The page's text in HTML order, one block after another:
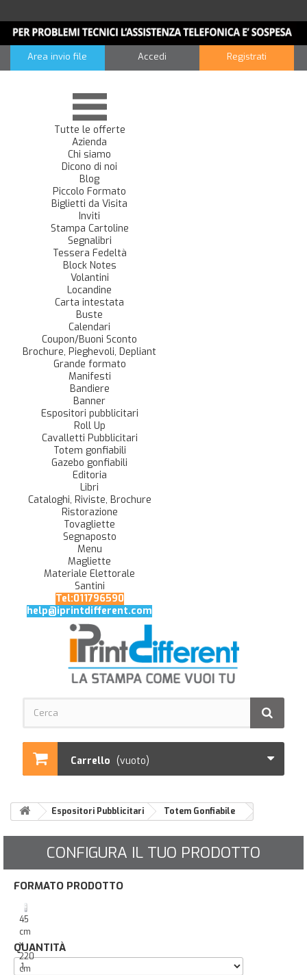
Area invio file Accedi Registrati
Tutte le offerte
Azienda
Chi siamo
Dicono di noi
Blog
Piccolo Formato
Biglietti da Visita
Inviti
Stampa Cartoline
Segnalibri
Tessera Fedeltà
Block Notes
Volantini
Locandine
Carta intestata
Buste
Calendari
Coupon/Buoni Sconto
Brochure, Pieghevoli, Depliant
Grande formato
Manifesti
Bandiere
Banner
Espositori pubblicitari
Roll Up
Cavalletti Pubblicitari
Totem gonfiabili
Gazebo gonfiabili
Editoria
Libri
Cataloghi, Riviste, Brochure
Ristorazione
Tovagliette
Segnaposto
Menu
Magliette
Materiale Elettorale
Santini
Tel:011796590
help@iprintdifferent.com
Carrello (vuoto)
Espositori Pubblicitari Totem Gonfiabile
CONFIGURA IL TUO PRODOTTO
FORMATO PRODOTTO
45
cm
x
220
cm
QUANTITÀ